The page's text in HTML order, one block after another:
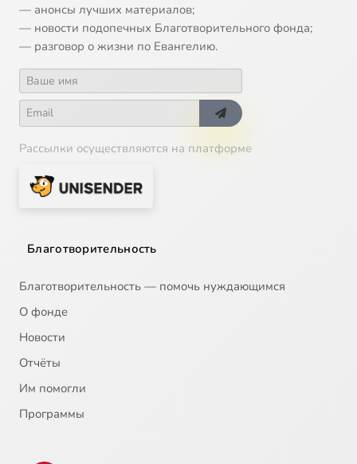
— анонсы лучших материалов;
— новости подопечных Благотворительного фонда;
— разговор о жизни по Евангелию.
Рассылки осуществляются на платформе
Благотворительность
Благотворительность — помочь нуждающимся
О фонде
Новости
Отчёты
Им помогли
Программы